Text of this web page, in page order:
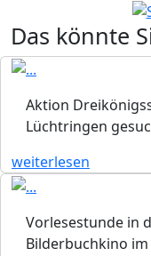
Das könnte
Aktion
Lüchtringen
weiterlesen
Vorlesestunde in
Bilderbuchkino